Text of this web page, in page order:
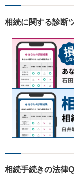
相続に関する診断
相続手続きの法律